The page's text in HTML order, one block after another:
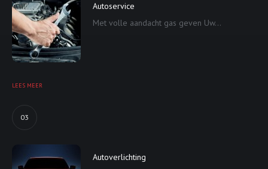
Autoservice
Met volle aandacht gas geven Uw...
LEES MEER
03
Autoverlichting